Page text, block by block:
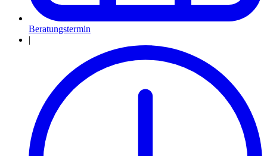
Beratungstermin
|